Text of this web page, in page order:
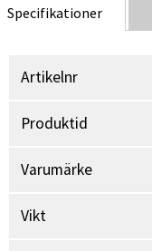
Specifikationer
Artikelnr
Produktid
Varumärke
Vikt